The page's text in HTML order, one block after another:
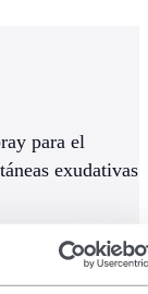
para el
exudativas